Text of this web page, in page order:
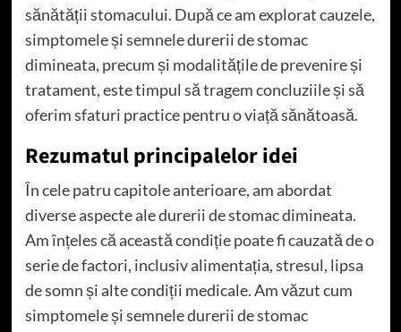
sănătății stomacului. După ce am explorat cauzele,
simptomele și semnele durerii de stomac
dimineata, precum și modalitățile de prevenire și
tratament, este timpul să tragem concluziile și să
oferim sfaturi practice pentru o viață sănătoasă.
Rezumatul principalelor idei
În cele patru capitole anterioare, am abordat
diverse aspecte ale durerii de stomac dimineata.
Am înțeles că această condiție poate fi cauzată de o
serie de factori, inclusiv alimentația, stresul, lipsa
de somn și alte condiții medicale. Am văzut cum
simptomele și semnele durerii de stomac